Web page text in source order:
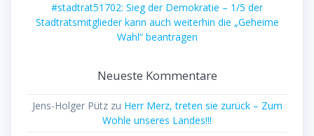
#stadtrat51702: Sieg der Demokratie – 1/5 der
Stadtratsmitglieder kann auch weiterhin die „Geheime
Wahl“ beantragen
Neueste Kommentare
Jens-Holger Pützzu Herr Merz, treten sie zurück – Zum
Wohle unseres Landes!!!